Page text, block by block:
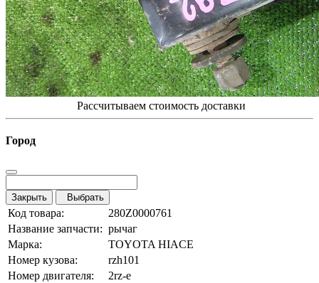
Рассчитываем стоимость доставки
Город
Закрыть Выбрать
Код товара:
280Z0000761
Название запчасти: рычаг
Марка:
TOYOTA HIACE
Номер кузова:
rzh101
Номер двигателя:
2rz-e